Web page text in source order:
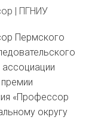
| ПГНИУ
Пермского
ассоциации
«Профессор
округу